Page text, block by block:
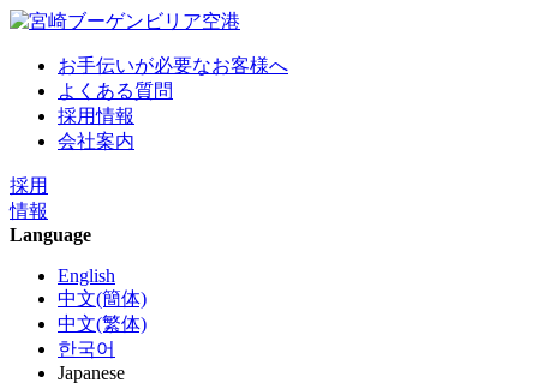
お手伝いが必要なお客様へ
よくある質問
採用情報
会社案内
採用
情報
Language
English
中文(簡体)
中文(繁体)
한국어
Japanese